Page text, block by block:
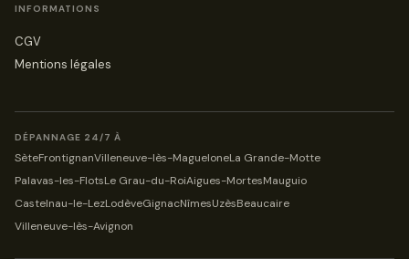
INFORMATIONS
CGV
Mentions légales
DÉPANNAGE 24/7 À
SèteFrontignanVilleneuve-lès-MagueloneLa Grande-Motte
Palavas-les-FlotsLe Grau-du-RoiAigues-MortesMauguio
Castelnau-le-LezLodèveGignacNîmesUzèsBeaucaire
Villeneuve-lès-Avignon